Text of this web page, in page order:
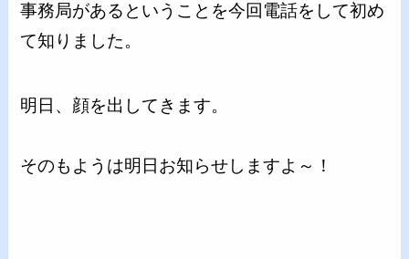
事務局があるということを今回電話をして初め
て知りました。
明日、顔を出してきます。
そのもようは明日お知らせしますよ～！